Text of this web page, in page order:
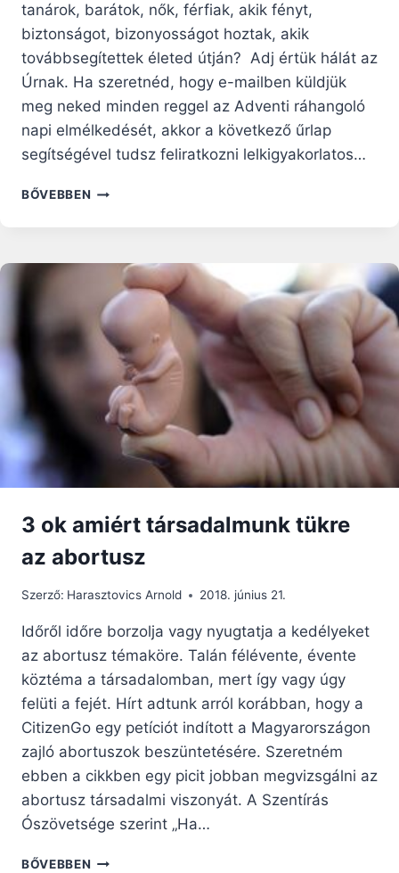
tanárok, barátok, nők, férfiak, akik fényt,
biztonságot, bizonyosságot hoztak, akik
továbbsegítettek életed útján? Adj értük hálát az
Úrnak. Ha szeretnéd, hogy e-mailben küldjük
meg neked minden reggel az Adventi ráhangoló
napi elmélkedését, akkor a következő űrlap
segítségével tudsz feliratkozni lelkigyakorlatos…
BŐVEBBEN ADVENTI
ADOTT
ISTENNEK,
FÉNYT
HOZOTT
VILÁGBA
3 ok amiért társadalmunk tükre
az abortusz
Szerző: Harasztovics Arnold 2018. június 21.
Időről időre borzolja vagy nyugtatja a kedélyeket
az abortusz témaköre. Talán félévente, évente
köztéma a társadalomban, mert így vagy úgy
felüti a fejét. Hírt adtunk arról korábban, hogy a
CitizenGo egy petíciót indított a Magyarországon
zajló abortuszok beszüntetésére. Szeretném
ebben a cikkben egy picit jobban megvizsgálni az
abortusz társadalmi viszonyát. A Szentírás
Ószövetsége szerint „Ha…
BŐVEBBEN